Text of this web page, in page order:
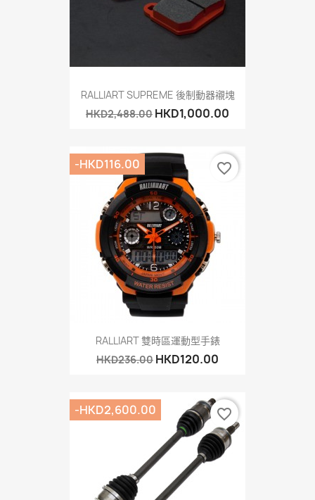
RALLIART SUPREME 後制動器襯塊
HKD2,488.00 HKD1,000.00
RALLIART 雙時區運動型手錶
HKD236.00 HKD120.00
-HKD116.00 favorite_border
-HKD2,600.00 favorite_border